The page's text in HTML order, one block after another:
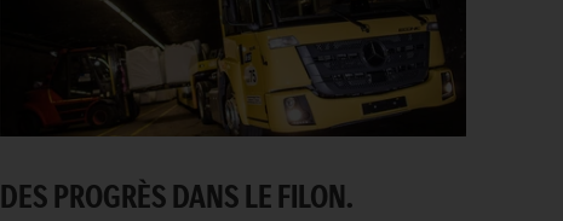
DES PROGRÈS DANS LE FILON.